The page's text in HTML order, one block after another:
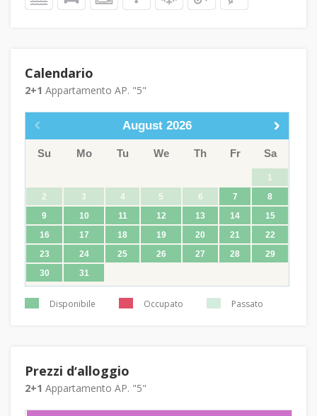
Calendario
2+1 Appartamento AP. "5"
August 2026
Su Mo Tu We Th Fr Sa
1
2
3 4 5 6 7
8
9
10 11 12 13 14
15
16
17 18 19 20 21
22
23
24 25 26 27 28
29
30
31
Disponibile Occupato Passato
Prezzi dʼalloggio
2+1 Appartamento AP. "5"